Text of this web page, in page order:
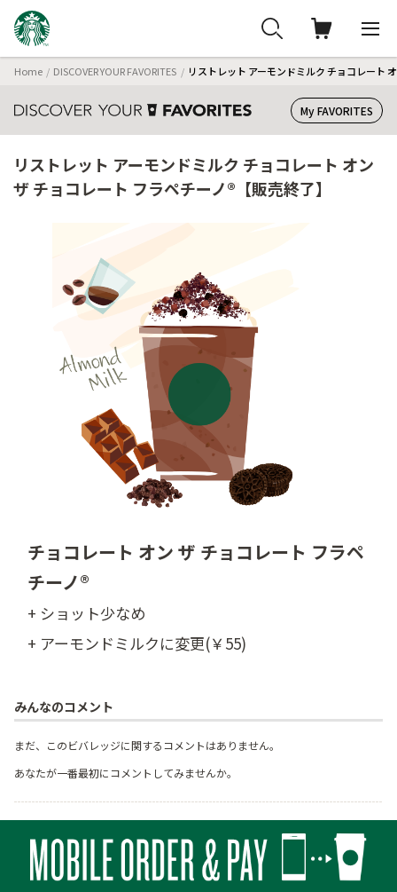
Home DISCOVER YOUR FAVORITES リストレット アーモンドミルク チョコレート
My FAVORITES
リストレット アーモンドミルク チョコレート オン
ザ チョコレート フラペチーノ®【販売終了】
チョコレート オン ザ チョコレート フラペ
チーノ®
+ ショット少なめ
+ アーモンドミルクに変更(￥55)
みんなのコメント
まだ、このビバレッジに関するコメントはありません。
あなたが一番最初にコメントしてみませんか。